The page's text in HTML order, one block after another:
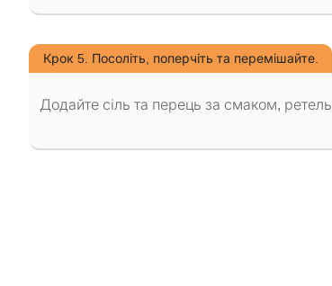
Крок 5. Посоліть, поперчіть та перемішайте.
Додайте сіль та перець за смаком,